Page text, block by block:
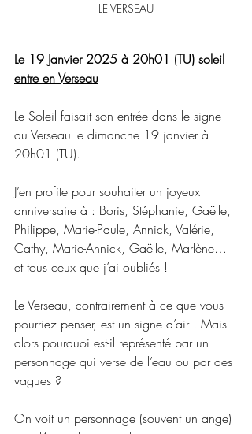
LE VERSEAU
Le 19 Janvier 2025 à 20h01 (TU) soleil
entre en Verseau
Le Soleil faisait son entrée dans le signe
du Verseau le dimanche 19 janvier à
20h01 (TU).
J’en profite pour souhaiter un joyeux
anniversaire à : Boris, Stéphanie, Gaëlle,
Philippe, Marie-Paule, Annick, Valérie,
Cathy, Marie-Annick, Gaëlle, Marlène…
et tous ceux que j’ai oubliés !
Le Verseau, contrairement à ce que vous
pourriez penser, est un signe d’air ! Mais
alors pourquoi est-il représenté par un
personnage qui verse de l’eau ou par des
vagues ?
On voit un personnage (souvent un ange)